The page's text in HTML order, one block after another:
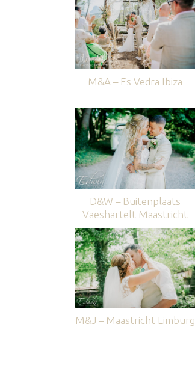
M&A – Es Vedra Ibiza
D&W – Buitenplaats
Vaeshartelt Maastricht
M&J – Maastricht Limburg